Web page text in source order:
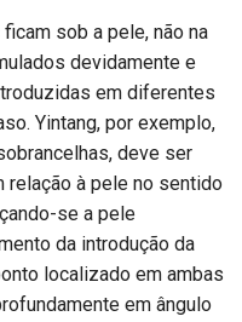
sob a pele, não na
devidamente e
em diferentes
Yintang, por exemplo,
deve ser
relação à pele no sentido
se a pele
da introdução da
localizado em ambas
em ângulo